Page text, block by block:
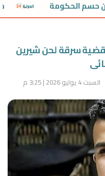
صدمة في طب
سرقة لحن شيرين
السبت 4 يوليو 2026 | 3:25 م